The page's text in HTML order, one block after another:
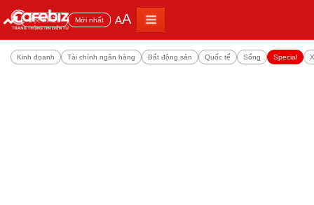
Đọc nhiều Mới nhất AA
Kinh doanh Tài chính ngân hàng Bất động sản Quốc tế Sống Special